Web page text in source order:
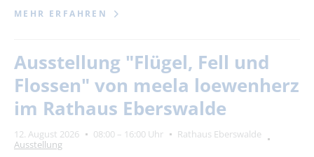
MEHR ERFAHREN
Ausstellung "Flügel, Fell und
Flossen" von meela loewenherz
im Rathaus Eberswalde
12. August 2026 08:00 – 16:00 Uhr
Rathaus Eberswalde
Ausstellung